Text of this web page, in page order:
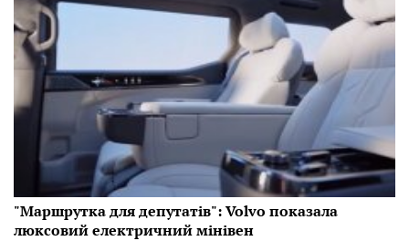
"Маршрутка для депутатів": Volvo показала
люксовий електричний мінівен